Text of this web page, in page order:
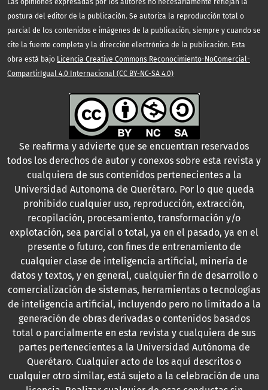
Las opiniones expresadas por los autores no necesariamente reflejan la
postura del editor de la publicación. Se autoriza la reproducción total o
parcial de los contenidos e imágenes de la publicación, siempre y cuando se
cite la fuente completa y la dirección electrónica de la publicación. Esta
obra está bajo Licencia Creative Commons Reconocimiento-NoComercial-
CompartirIgual 4.0 Internacional (CC BY-NC-SA 4.0)
Se reafirma y advierte que se encuentran reservados
todos los derechos de autor y conexos sobre esta revista y
cualquiera de sus contenidos pertenecientes a la
Universidad Autonoma de Querétaro. Por lo que queda
prohibido cualquier uso, reproducción, extracción,
recopilación, procesamiento, transformación y/o
explotación, sea parcial o total, ya en el pasado, ya en el
presente o futuro, con fines de entrenamiento de
cualquier clase de inteligencia artificial, minería de
datos y textos, y en general, cualquier fin de desarrollo o
comercialización de sistemas, herramientas o tecnologías
de inteligencia artificial, incluyendo pero no limitado a la
generación de obras derivadas o contenidos basados
total o parcialmente en esta revista y cualquiera de sus
partes pertenecientes a la Universidad Autónoma de
Querétaro. Cualquier acto de los aquí descritos o
cualquier otro similar, está sujeto a la celebración de una